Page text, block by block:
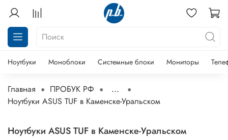
Ноутбуки Моноблоки Системные блоки Мониторы
Главная ПРОБУК РФ
...
Ноутбуки ASUS TUF в Каменске-Уральском
Ноутбуки ASUS TUF в Каменске-Уральском